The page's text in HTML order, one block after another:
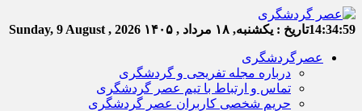
14:34:59تاریخ : یکشنبه, ۱۸ مرداد , ۱۴۰۵ Sunday, 9 August , 2026
عصرگردشگری
درباره مجله تفریحی و گردشگری
تماس و ارتباط با تیم عصر گردشگری
حریم شخصی کاربران عصر گردشگری